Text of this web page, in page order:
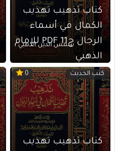
كتاب تذهيب تهذيب
الكمال في أسماء
الرجال ج11 PDF للإمام
الذهبي
شمس الدين الذهبي
كتب الحديث 0
كتاب تذهيب تهذيب